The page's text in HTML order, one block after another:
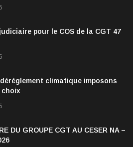
pour le COS de la CGT 47
climatique imposons
choix
DU GROUPE CGT AU CESER NA –